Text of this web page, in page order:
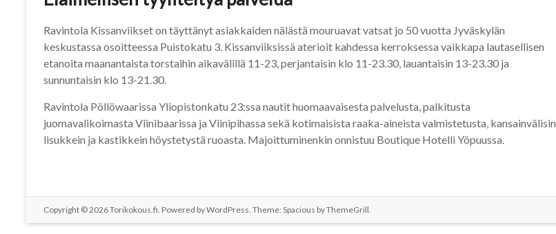
Ravintola Kissanviikset on täyttänyt asiakkaiden nälästä mouruavat vatsat jo 50 vuotta Jyväskylän
keskustassa osoitteessa Puistokatu 3. Kissanviiksissä aterioit kahdessa kerroksessa vaikkapa lautasellisen
etanoita maanantaista torstaihin aikavälillä 11-23, perjantaisin klo 11-23.30, lauantaisin 13-23.30 ja
sunnuntaisin klo 13-21.30.
Ravintola Pöllöwaarissa Yliopistonkatu 23:ssa nautit huomaavaisesta palvelusta, palkitusta
juomavalikoimasta Viinibaarissa ja Viinipihassa sekä kotimaisista raaka-aineista valmistetusta, kansainvälisin
lisukkein ja kastikkein höystetystä ruoasta. Majoittuminenkin onnistuu Boutique Hotelli Yöpuussa.
Copyright © 2026Torikokous.fi. Powered byWordPress. Theme: Spacious byThemeGrill.